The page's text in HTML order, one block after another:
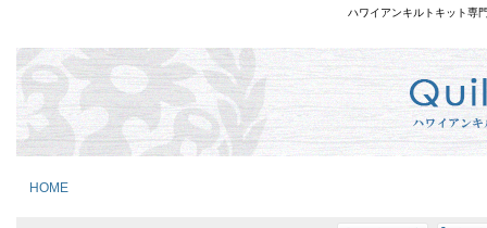
ハワイアンキルトキット専
HOME